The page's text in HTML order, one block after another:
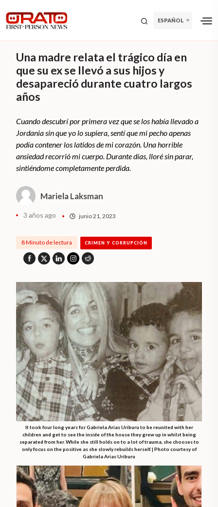
ESPAÑOL
Una madre relata el trágico día en
que su ex se llevó a sus hijos y
desapareció durante cuatro largos
años
Cuando descubrí por primera vez que se los había llevado a
Jordania sin que yo lo supiera, sentí que mi pecho apenas
podía contener los latidos de mi corazón. Una horrible
ansiedad recorrió mi cuerpo. Durante días, lloré sin parar,
sintiéndome completamente perdida.
Mariela Laksman
3 años ago junio 21, 2023
8 Minuto de lectura CRIMEN Y CORRUPCIÓN
It took four long years for Gabriela Arias Uriburu to be reunited with her
children and get to see the inside of the house they grew up in whilst being
separated from her. While she still holds on to a lot of trauma, she chooses to
only focus on the positive as she slowly rebuilds herself. | Photo courtesy of
Gabriela Arias Uriburu